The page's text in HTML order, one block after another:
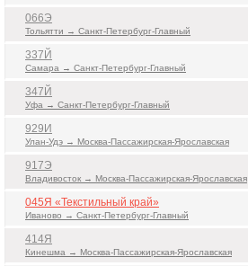
066Э
Тольятти → Санкт-Петербург-Главный
337Й
Самара → Санкт-Петербург-Главный
347Й
Уфа → Санкт-Петербург-Главный
929И
Улан-Удэ → Москва-Пассажирская-Ярославская
917Э
Владивосток → Москва-Пассажирская-Ярославская
045Я «Текстильный край»
Иваново → Санкт-Петербург-Главный
414Я
Кинешма → Москва-Пассажирская-Ярославская